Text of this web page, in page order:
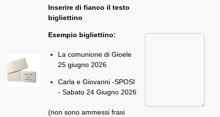
Inserire di fianco il testo
bigliettino
Esempio bigliettino:
La comunione di Gioele
25 giugno 2026
Carla e Giovanni -SPOSI
- Sabato 24 Giugno 2026
(non sono ammessi frasi